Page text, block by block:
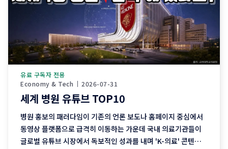
Economy & Tech 2026-07-31
유료 구독자 전용
세계 병원 유튜브 TOP10
병원 홍보의 패러다임이 기존의 언론 보도나 홈페이지 중심에서
동영상 플랫폼으로 급격히 이동하는 가운데 국내 의료기관들이
글로벌 유튜브 시장에서 독보적인 성과를 내며 'K-의료' 콘텐츠의